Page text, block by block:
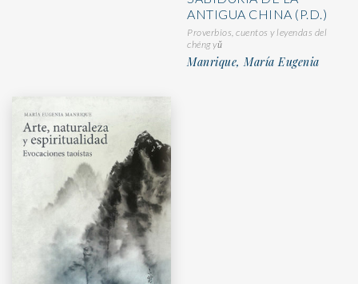
ANTIGUA CHINA (P.D.)
Proverbios, cuentos y leyendas del
chéng yǔ
Manrique, María Eugenia